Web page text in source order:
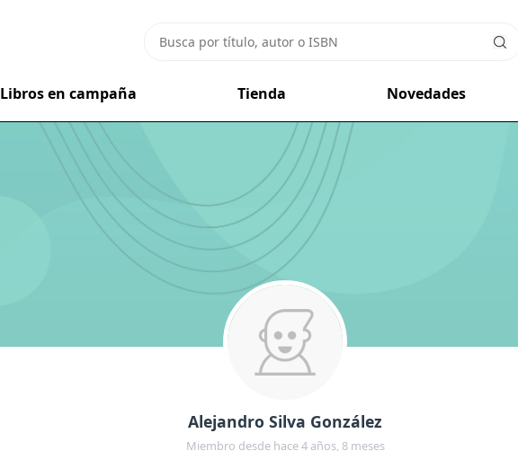
Libros en campaña Tienda Novedades
Alejandro Silva González
Miembro desde hace 4 años, 8 meses